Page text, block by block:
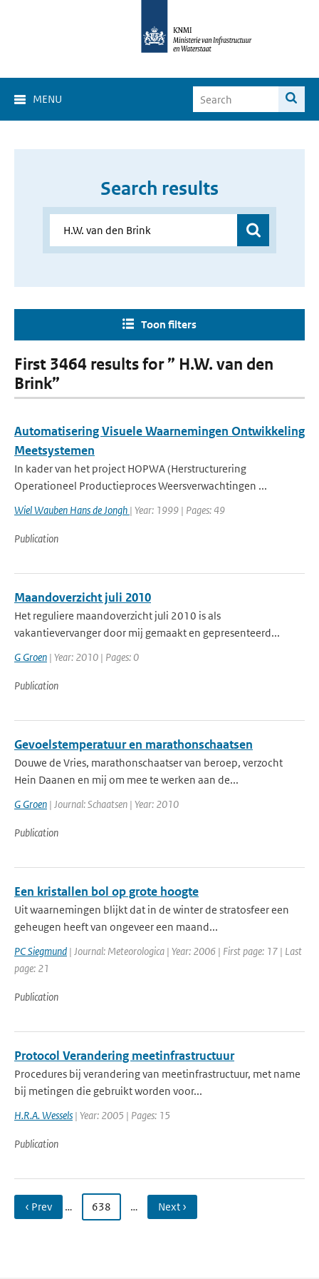
MENU
Search results
Toon filters
First 3464 results for ” H.W. van den
Brink”
Automatisering Visuele Waarnemingen Ontwikkeling
Meetsystemen
In kader van het project HOPWA (Herstructurering
Operationeel Productieproces Weersverwachtingen ...
Wiel Wauben Hans de Jongh | Year: 1999 | Pages: 49
Publication
Maandoverzicht juli 2010
Het reguliere maandoverzicht juli 2010 is als
vakantievervanger door mij gemaakt en gepresenteerd...
G Groen | Year: 2010 | Pages: 0
Publication
Gevoelstemperatuur en marathonschaatsen
Douwe de Vries, marathonschaatser van beroep, verzocht
Hein Daanen en mij om mee te werken aan de...
G Groen | Journal: Schaatsen | Year: 2010
Publication
Een kristallen bol op grote hoogte
Uit waarnemingen blijkt dat in de winter de stratosfeer een
geheugen heeft van ongeveer een maand...
PC Siegmund | Journal: Meteorologica | Year: 2006 | First page: 17 | Last
page: 21
Publication
Protocol Verandering meetinfrastructuur
Procedures bij verandering van meetinfrastructuur, met name
bij metingen die gebruikt worden voor...
H.R.A. Wessels | Year: 2005 | Pages: 15
Publication
‹ Prev … 638 … Next ›